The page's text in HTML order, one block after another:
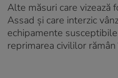
Alte măsuri care vizează
Assad şi care interzic
echipamente
reprimarea civililor rămân